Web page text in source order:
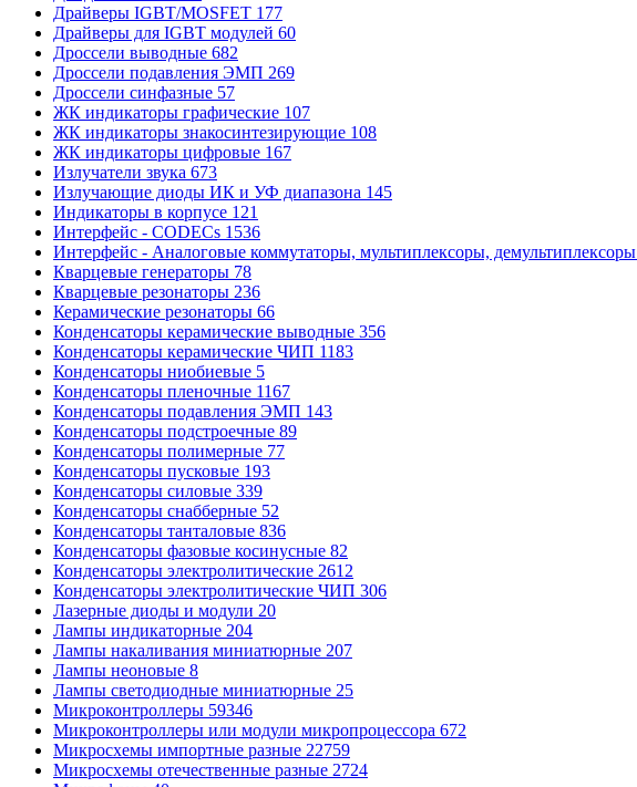
Драйверы IGBT/MOSFET 177
Драйверы для IGBT модулей 60
Дроссели выводные 682
Дроссели подавления ЭМП 269
Дроссели синфазные 57
ЖК индикаторы графические 107
ЖК индикаторы знакосинтезирующие 108
ЖК индикаторы цифровые 167
Излучатели звука 673
Излучающие диоды ИК и УФ диапазона 145
Индикаторы в корпусе 121
Интерфейс - CODECs 1536
Интерфейс - Аналоговые коммутаторы, мультиплексоры, демультиплексоры
Кварцевые генераторы 78
Кварцевые резонаторы 236
Керамические резонаторы 66
Конденсаторы керамические выводные 356
Конденсаторы керамические ЧИП 1183
Конденсаторы ниобиевые 5
Конденсаторы пленочные 1167
Конденсаторы подавления ЭМП 143
Конденсаторы подстроечные 89
Конденсаторы полимерные 77
Конденсаторы пусковые 193
Конденсаторы силовые 339
Конденсаторы снабберные 52
Конденсаторы танталовые 836
Конденсаторы фазовые косинусные 82
Конденсаторы электролитические 2612
Конденсаторы электролитические ЧИП 306
Лазерные диоды и модули 20
Лампы индикаторные 204
Лампы накаливания миниатюрные 207
Лампы неоновые 8
Лампы светодиодные миниатюрные 25
Микроконтроллеры 59346
Микроконтроллеры или модули микропроцессора 672
Микросхемы импортные разные 22759
Микросхемы отечественные разные 2724